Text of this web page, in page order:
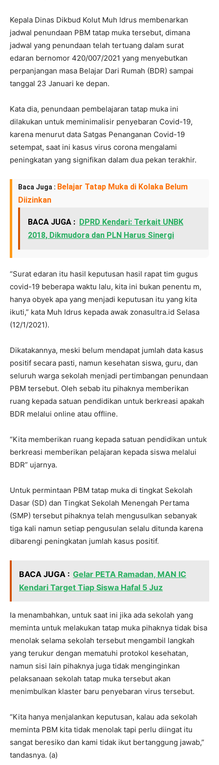
Kepala Dinas Dikbud Kolut Muh Idrus membenarkan
jadwal penundaan PBM tatap muka tersebut, dimana
jadwal yang penundaan telah tertuang dalam surat
edaran bernomor 420/007/2021 yang menyebutkan
perpanjangan masa Belajar Dari Rumah (BDR) sampai
tanggal 23 Januari ke depan.
Kata dia, penundaan pembelajaran tatap muka ini
dilakukan untuk meminimalisir penyebaran Covid-19,
karena menurut data Satgas Penanganan Covid-19
setempat, saat ini kasus virus corona mengalami
peningkatan yang signifikan dalam dua pekan terakhir.
Baca Juga : Belajar Tatap Muka di Kolaka Belum
Diizinkan
BACA JUGA : DPRD Kendari: Terkait UNBK
2018, Dikmudora dan PLN Harus Sinergi
“Surat edaran itu hasil keputusan hasil rapat tim gugus
covid-19 beberapa waktu lalu, kita ini bukan penentu m,
hanya obyek apa yang menjadi keputusan itu yang kita
ikuti,” kata Muh Idrus kepada awak zonasultra.id Selasa
(12/1/2021).
Dikatakannya, meski belum mendapat jumlah data kasus
positif secara pasti, namun kesehatan siswa, guru, dan
seluruh warga sekolah menjadi pertimbangan penundaan
PBM tersebut. Oleh sebab itu pihaknya memberikan
ruang kepada satuan pendidikan untuk berkreasi apakah
BDR melalui online atau offline.
“Kita memberikan ruang kepada satuan pendidikan untuk
berkreasi memberikan pelajaran kepada siswa melalui
BDR” ujarnya.
Untuk permintaan PBM tatap muka di tingkat Sekolah
Dasar (SD) dan Tingkat Sekolah Menengah Pertama
(SMP) tersebut pihaknya telah mengusulkan sebanyak
tiga kali namun setiap pengusulan selalu ditunda karena
dibarengi peningkatan jumlah kasus positif.
BACA JUGA : Gelar PETA Ramadan, MAN IC
Kendari Target Tiap Siswa Hafal 5 Juz
Ia menambahkan, untuk saat ini jika ada sekolah yang
meminta untuk melakukan tatap muka pihaknya tidak bisa
menolak selama sekolah tersebut mengambil langkah
yang terukur dengan mematuhi protokol kesehatan,
namun sisi lain pihaknya juga tidak menginginkan
pelaksanaan sekolah tatap muka tersebut akan
menimbulkan klaster baru penyebaran virus tersebut.
“Kita hanya menjalankan keputusan, kalau ada sekolah
meminta PBM kita tidak menolak tapi perlu diingat itu
sangat beresiko dan kami tidak ikut bertanggung jawab,”
tandasnya. (a)